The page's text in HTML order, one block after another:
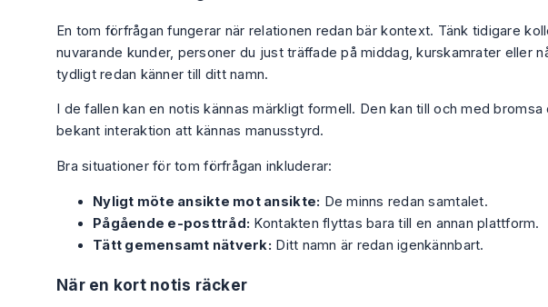
En tom förfrågan fungerar när relationen redan bär kontext. Tänk tidigare
nuvarande kunder, personer du just träffade på middag, kurskamrater eller
tydligt redan känner till ditt namn.
I de fallen kan en notis kännas märkligt formell. Den kan till och med bromsa
bekant interaktion att kännas manusstyrd.
Bra situationer för tom förfrågan inkluderar:
Nyligt möte ansikte mot ansikte: De minns redan samtalet.
Pågående e-posttråd: Kontakten flyttas bara till en annan plattform.
Tätt gemensamt nätverk: Ditt namn är redan igenkännbart.
När en kort notis räcker